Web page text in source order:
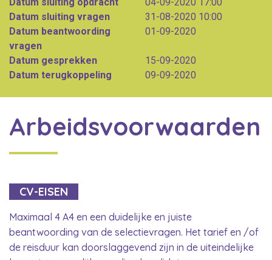
Datum sluiting opdracht
04-09-2020 17:00
Datum sluiting vragen
31-08-2020 10:00
Datum beantwoording
vragen
01-09-2020
Datum gesprekken
15-09-2020
Datum terugkoppeling
09-09-2020
Arbeidsvoorwaarden
CV-EISEN
Maximaal 4 A4 en een duidelijke en juiste
beantwoording van de selectievragen. Het tarief en /of
de reisduur kan doorslaggevend zijn in de uiteindelijke